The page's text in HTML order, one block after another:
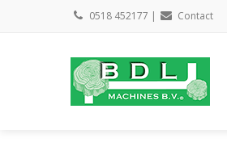
0518 452177 | Contact